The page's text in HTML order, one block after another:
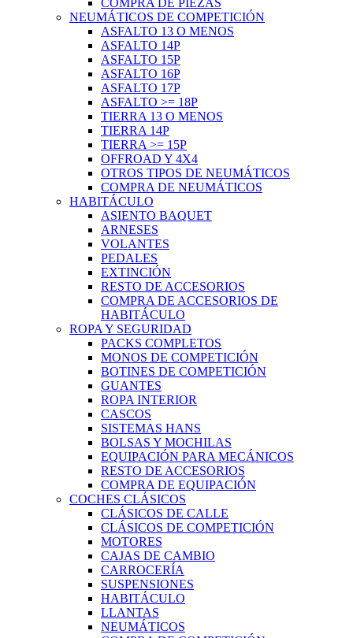
COMPRA DE PIEZAS
NEUMÁTICOS DE COMPETICIÓN
ASFALTO 13 O MENOS
ASFALTO 14P
ASFALTO 15P
ASFALTO 16P
ASFALTO 17P
ASFALTO >= 18P
TIERRA 13 O MENOS
TIERRA 14P
TIERRA >= 15P
OFFROAD Y 4X4
OTROS TIPOS DE NEUMÁTICOS
COMPRA DE NEUMÁTICOS
HABITÁCULO
ASIENTO BAQUET
ARNESES
VOLANTES
PEDALES
EXTINCIÓN
RESTO DE ACCESORIOS
COMPRA DE ACCESORIOS DE
HABITÁCULO
ROPA Y SEGURIDAD
PACKS COMPLETOS
MONOS DE COMPETICIÓN
BOTINES DE COMPETICIÓN
GUANTES
ROPA INTERIOR
CASCOS
SISTEMAS HANS
BOLSAS Y MOCHILAS
EQUIPACIÓN PARA MECÁNICOS
RESTO DE ACCESORIOS
COMPRA DE EQUIPACIÓN
COCHES CLÁSICOS
CLÁSICOS DE CALLE
CLÁSICOS DE COMPETICIÓN
MOTORES
CAJAS DE CAMBIO
CARROCERÍA
SUSPENSIONES
HABITÁCULO
LLANTAS
NEUMÁTICOS